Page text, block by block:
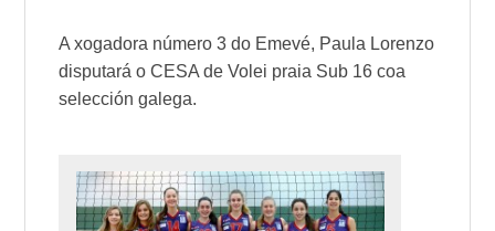
A xogadora número 3 do Emevé, Paula Lorenzo
disputará o CESA de Volei praia Sub 16 coa
selección galega.